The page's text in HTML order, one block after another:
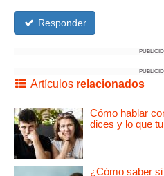
Responder
Artículos relacionados
Cómo hablar
dices y lo que
¿Cómo saber